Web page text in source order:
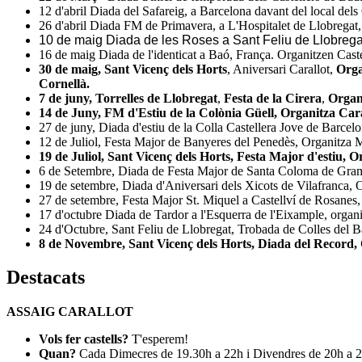
12 d'abril Diada del Safareig, a Barcelona davant del local
26 d'abril Diada FM de Primavera, a L'Hospitalet de
10 de maig Diada de les Roses a Sant Feliu de
16 de maig Diada de l'identicat a Baó, França. Organitzen
30 de maig, Sant Vicenç dels Horts, Aniversari Carallot,
Cornellà.
7 de juny, Torrelles de Llobregat, Festa de la Cirera,
14 de Juny, FM d'Estiu de la Colònia Güell, Organitza
27 de juny, Diada d'estiu de la Colla Castellera Jove de
12 de Juliol, Festa Major de Banyeres del Penedès,
19 de Juliol, Sant Vicenç dels Horts, Festa Major d'estiu,
6 de Setembre, Diada de Festa Major de Santa Coloma de
19 de setembre, Diada d'Aniversari dels Xicots de Vilafranca,
27 de setembre, Festa Major St. Miquel a Castellví de
17 d'octubre Diada de Tardor a l'Esquerra de l'Eixample,
24 d'Octubre, Sant Feliu de Llobregat, Trobada de Colles del
8 de Novembre, Sant Vicenç dels Horts, Diada del
Destacats
ASSAIG CARALLOT
Vols fer castells? T'esperem!
Quan? Cada Dimecres de 19.30h a 22h i Divendres de 20h a